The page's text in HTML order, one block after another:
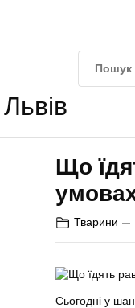
Що
Тварини
Сьогодні у